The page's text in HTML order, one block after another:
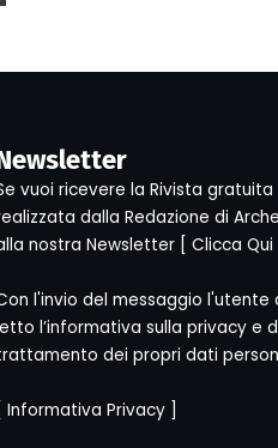
vuoi ricevere la Rivista
dalla Redazione di
nostra Newsletter [ Clicca Qui
l'invio del messaggio l'utente
l’informativa sulla privacy e
dei propri dati
Informativa Privacy]